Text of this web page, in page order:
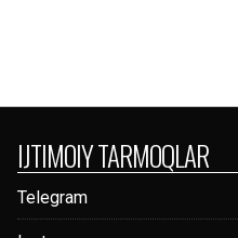
IJTIMOIY TARMOQLAR
Telegram